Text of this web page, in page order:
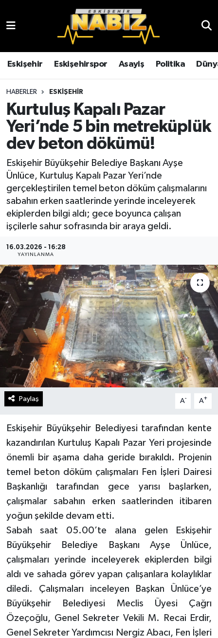
Eskişehir Eskişehirspor Asayiş Politika
HABERLER ESKIŞEHIR
Kurtuluş Kapalı Pazar
Yeri’nde 5 bin metreküplük
dev beton dökümü!
Eskişehir Büyükşehir Belediye Başkanı Ayşe
Ünlüce, Kurtuluş Kapalı Pazar Yeri’nde
gerçekleştirilen temel beton döküm çalışmalarını
sabahın erken saatlerinde yerinde inceleyerek
ekiplerden bilgi aldı; gece boyunca çalışan
işçilerle sahur sofrasında bir araya geldi.
16.03.2026 - 16:28
YAYINLANMA
Paylaş A- A+
Eskişehir Büyükşehir Belediyesi tarafından kente
kazandırılan Kurtuluş Kapalı Pazar Yeri projesinde
önemli bir aşama daha geride bırakıldı. Projenin
temel beton döküm çalışmaları Fen İşleri Dairesi
Başkanlığı tarafından gece yarısı başlarken,
çalışmalar sabahın erken saatlerinden itibaren
yoğun şekilde devam etti.
Sabah saat 05.00’te alana gelen Eskişehir
Büyükşehir Belediye Başkanı Ayşe Ünlüce,
çalışmaları yerinde inceleyerek ekiplerden bilgi
aldı ve sahada görev yapan çalışanlara kolaylıklar
diledi. Çalışmaları inceleyen Başkan Ünlüce’ye
Büyükşehir Belediyesi Meclis Üyesi Çağrı
Özeçoğlu, Genel Sekreter Vekili M. Recai Erdir,
Genel Sekreter Yardımcısı Nergiz Abacı, Fen İşleri
Çevre
Eğitim
Ekonomi
Eskişehir
Eskişehirspor
Genel
Magazin
Politika
Sağlık
Spor
Teknoloji
Yaşam
Yurttan
Eskişehir Hava Durumu
Eskişehir Trafik Yoğunluk Haritası
TFF 3.Lig 4.Grup Puan Durumu ve Fikstür
Tüm Manşetler
Son Dakika Haberleri
Haber Arşivi